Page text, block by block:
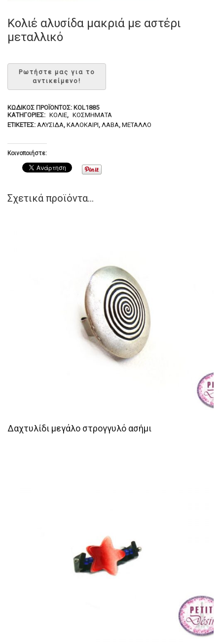
Κολιέ αλυσίδα μακριά με αστέρι
μεταλλικό
ΚΩΔΙΚΌΣ ΠΡΟΪΌΝΤΟΣ: KOL1885
ΚΑΤΗΓΟΡΊΕΣ: ΚΟΛΙΈ, ΚΟΣΜΉΜΑΤΑ
ΕΤΙΚΈΤΕΣ: ΑΛΥΣΊΔΑ, ΚΑΛΟΚΑΊΡΙ, ΛΆΒΑ, ΜΈΤΑΛΛΟ
Κοινοποιήστε:
Σχετικά προϊόντα...
Δαχτυλίδι μεγάλο στρογγυλό ασήμι